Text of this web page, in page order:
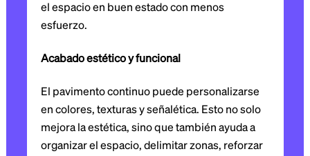
el espacio en buen estado con menos
esfuerzo.
Acabado estético y funcional
El pavimento continuo puede personalizarse
en colores, texturas y señalética. Esto no solo
mejora la estética, sino que también ayuda a
organizar el espacio, delimitar zonas, reforzar